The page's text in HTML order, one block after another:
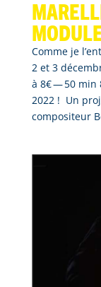
Comme je
2 et 3
à 8€ — 50 min
2022 ! Un
compositeur